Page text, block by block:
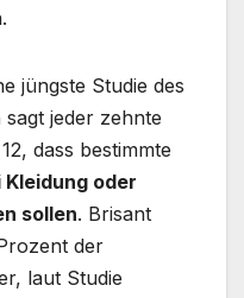
jüngste Studie des
jeder zehnte
dass bestimmte
oder
sollen. Brisant
der
laut Studie